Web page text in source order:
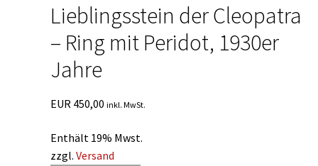
Lieblingsstein der Cleopatra
– Ring mit Peridot, 1930er
Jahre
EUR450,00 inkl. MwSt.
Enthält 19% Mwst.
zzgl. Versand